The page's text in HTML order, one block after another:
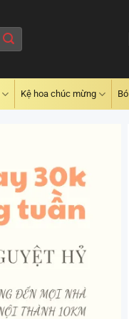
Kệ hoa chúc mừng